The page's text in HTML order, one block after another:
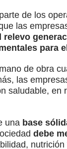
de los
las
relevo
para
de obra
las
saludable,
una base
debe